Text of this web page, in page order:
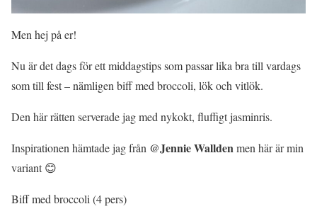
Men hej på er!
Nu är det dags för ett middagstips som passar lika bra till vardags
som till fest – nämligen biff med broccoli, lök och vitlök.
Den här rätten serverade jag med nykokt, fluffigt jasminris.
Inspirationen hämtade jag från @Jennie Walldenmen här är min
variant 😊
Biff med broccoli (4 pers)